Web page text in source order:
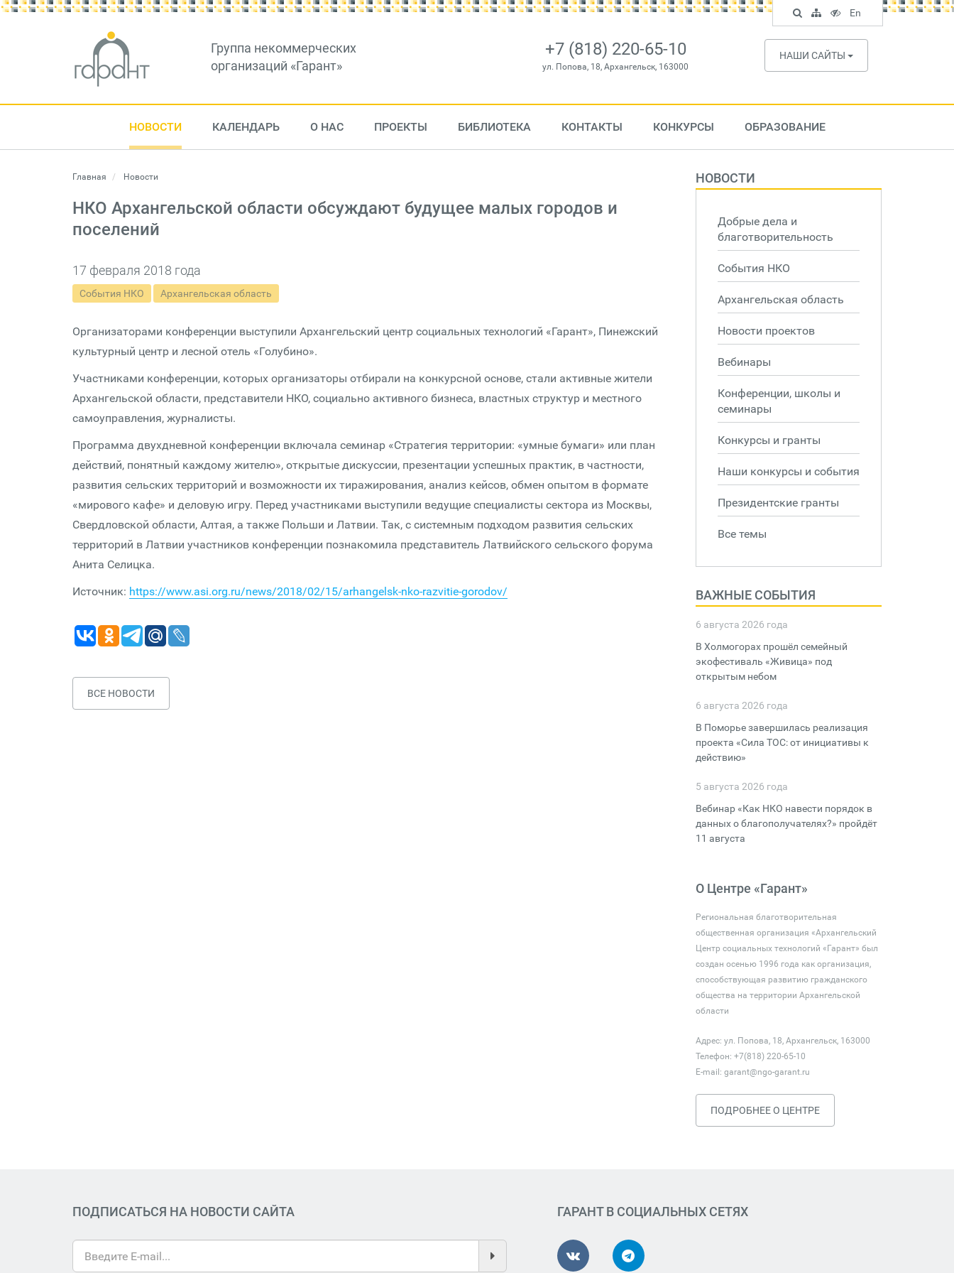
Группа некоммерческих
организаций «Гарант»
+7 (818) 220-65-10
ул. Попова, 18, Архангельск, 163000
НАШИ САЙТЫ
НОВОСТИ КАЛЕНДАРЬ О НАС ПРОЕКТЫ БИБЛИОТЕКА КОНТАКТЫ КОНКУРСЫ ОБРАЗОВАНИЕ
Главная Новости
НКО Архангельской области обсуждают будущее малых городов и
поселений
17 февраля 2018 года
События НКО Архангельская область
Организаторами конференции выступили Архангельский центр социальных технологий «Гарант», Пинежский
культурный центр и лесной отель «Голубино».
Участниками конференции, которых организаторы отбирали на конкурсной основе, стали активные жители
Архангельской области, представители НКО, социально активного бизнеса, властных структур и местного
самоуправления, журналисты.
Программа двухдневной конференции включала семинар «Стратегия территории: «умные бумаги» или план
действий, понятный каждому жителю», открытые дискуссии, презентации успешных практик, в частности,
развития сельских территорий и возможности их тиражирования, анализ кейсов, обмен опытом в формате
«мирового кафе» и деловую игру. Перед участниками выступили ведущие специалисты сектора из Москвы,
Свердловской области, Алтая, а также Польши и Латвии. Так, с системным подходом развития сельских
территорий в Латвии участников конференции познакомила представитель Латвийского сельского форума
Анита Селицка.
Источник: https://www.asi.org.ru/news/2018/02/15/arhangelsk-nko-razvitie-gorodov/
ВСЕ НОВОСТИ
НОВОСТИ
Добрые дела и
благотворительность
События НКО
Архангельская область
Новости проектов
Вебинары
Конференции, школы и
семинары
Конкурсы и гранты
Наши конкурсы и события
Президентские гранты
Все темы
ВАЖНЫЕ СОБЫТИЯ
6 августа 2026 года
В Холмогорах прошёл семейный
экофестиваль «Живица» под
открытым небом
6 августа 2026 года
В Поморье завершилась реализация
проекта «Сила ТОС: от инициативы к
действию»
5 августа 2026 года
Вебинар «Как НКО навести порядок в
данных о благополучателях?» пройдёт
11 августа
О Центре «Гарант»
Региональная благотворительная
общественная организация «Архангельский
Центр социальных технологий «Гарант» был
создан осенью 1996 года как организация,
способствующая развитию гражданского
общества на территории Архангельской
области
Адрес: ул. Попова, 18, Архангельск, 163000
Телефон: +7(818) 220-65-10
E-mail: garant@ngo-garant.ru
ПОДРОБНЕЕ О ЦЕНТРЕ
ПОДПИСАТЬСЯ НА НОВОСТИ САЙТА ГАРАНТ В СОЦИАЛЬНЫХ СЕТЯХ
Поиск
по
сайту
Карта
сайта
Версия
для
слабовидящих
En
English